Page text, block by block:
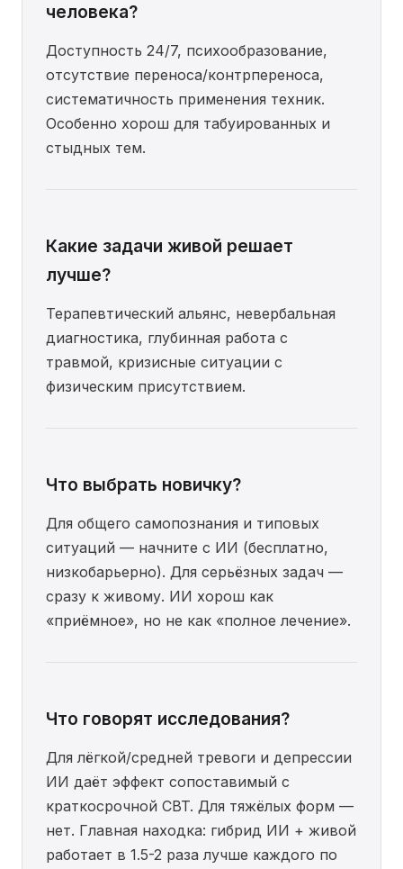
человека?
Доступность 24/7, психообразование,
отсутствие переноса/контрпереноса,
систематичность применения техник.
Особенно хорош для табуированных и
стыдных тем.
Какие задачи живой решает
лучше?
Терапевтический альянс, невербальная
диагностика, глубинная работа с
травмой, кризисные ситуации с
физическим присутствием.
Что выбрать новичку?
Для общего самопознания и типовых
ситуаций — начните с ИИ (бесплатно,
низкобарьерно). Для серьёзных задач —
сразу к живому. ИИ хорош как
«приёмное», но не как «полное лечение».
Что говорят исследования?
Для лёгкой/средней тревоги и депрессии
ИИ даёт эффект сопоставимый с
краткосрочной CBT. Для тяжёлых форм —
нет. Главная находка: гибрид ИИ + живой
работает в 1.5-2 раза лучше каждого по